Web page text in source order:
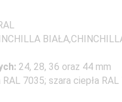
24, 28, 36 oraz 44 mm
RAL 7035; szara ciepła